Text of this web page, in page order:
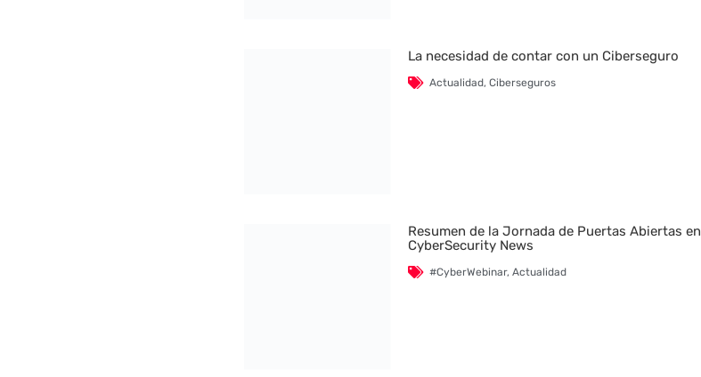
La necesidad de contar con un Ciberseguro
Actualidad, Ciberseguros
Resumen de la Jornada de Puertas Abiertas en
CyberSecurity News
#CyberWebinar, Actualidad